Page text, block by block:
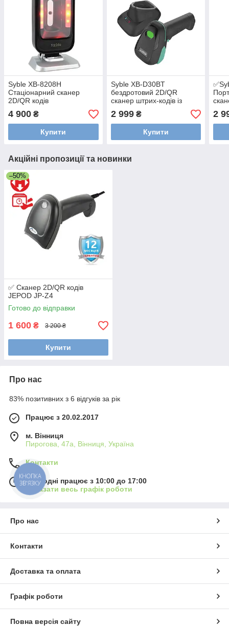
Syble XB-8208H
Стаціонарний сканер
2D/QR кодів
4 900 ₴
Купити
Syble XB-D30BT
бездротовий 2D/QR
сканер штрих-кодів із
зарядною підставкою
2 999₴
Купити
2
Акційні пропозиції та новинки
–50%
✅ Сканер 2D/QR кодів
JEPOD JP-Z4
Готово до відправки
1 600 ₴ 3 200 ₴
Купити
Про нас
83% позитивних з 6 відгуків за рік
Працює з 20.02.2017
м. Вінниця
Пирогова, 47а, Вінниця, Україна
Контакти
Сьогодні працює з 10:00 до 17:00
Показати весь графік роботи
Про нас
Контакти
Доставка та оплата
Графік роботи
Повна версія сайту
КНОПКА
ЗВ'ЯЗКУ